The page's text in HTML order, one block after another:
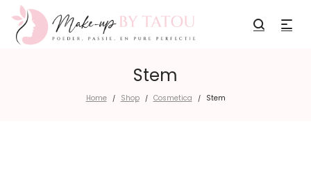
Stem
Home / Shop / Cosmetica / Stem